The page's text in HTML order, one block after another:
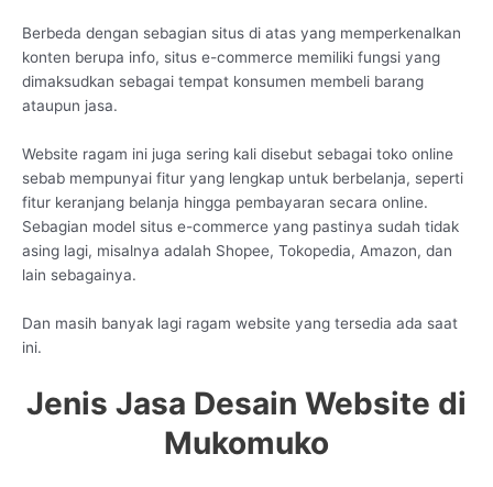
Berbeda dengan sebagian situs di atas yang memperkenalkan
konten berupa info, situs e-commerce memiliki fungsi yang
dimaksudkan sebagai tempat konsumen membeli barang
ataupun jasa.
Website ragam ini juga sering kali disebut sebagai toko online
sebab mempunyai fitur yang lengkap untuk berbelanja, seperti
fitur keranjang belanja hingga pembayaran secara online.
Sebagian model situs e-commerce yang pastinya sudah tidak
asing lagi, misalnya adalah Shopee, Tokopedia, Amazon, dan
lain sebagainya.
Dan masih banyak lagi ragam website yang tersedia ada saat
ini.
Jenis Jasa Desain Website di
Mukomuko